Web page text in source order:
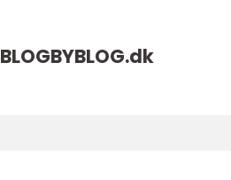
BLOGBYBLOG.dk